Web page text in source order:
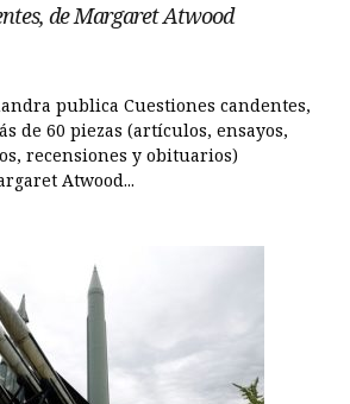
de Margaret Atwood
publica Cuestiones candentes,
de 60 piezas (artículos, ensayos,
recensiones y obituarios)
Atwood...